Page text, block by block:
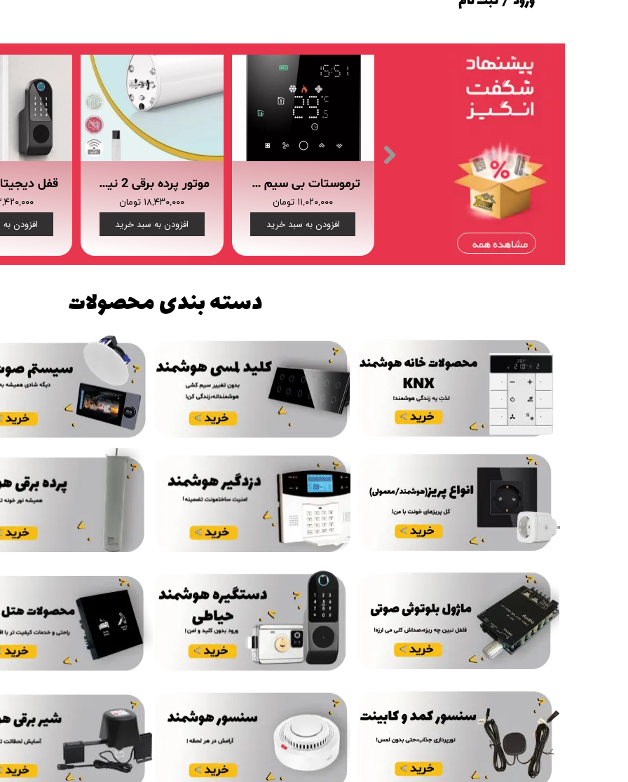
پنل ثبت قراردادهای سازمانی پرسنل
۲۲,۴۲۰,۰۰۰
افزودن
موتور پرده برقی 2 نیوتون بر متر کناررو Maxon مدل M20- 4E-2
۱۸,۴۳۰,۰۰۰ تومان
افزودن به سبد خرید
ترموستات بی سیم هوشمند BECA BAC-003ALW (گرمایش از کف/فن کوئل/کولر آبی)
۱۱,۰۲۰,۰۰۰ تومان
افزودن به سبد خرید
۷,۶۰۰,۰۰۰ تومان
افزودن به سبد خرید
تغییر گذر واژه
سفارشات
خروج از حساب کاربری
.
دسته بندی محصولات